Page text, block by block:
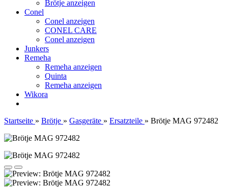
Brötje anzeigen
Conel
Conel anzeigen
CONEL CARE
Conel anzeigen
Junkers
Remeha
Remeha anzeigen
Quinta
Remeha anzeigen
Wikora
Startseite » Brötje » Gasgeräte » Ersatzteile » Brötje MAG 972482